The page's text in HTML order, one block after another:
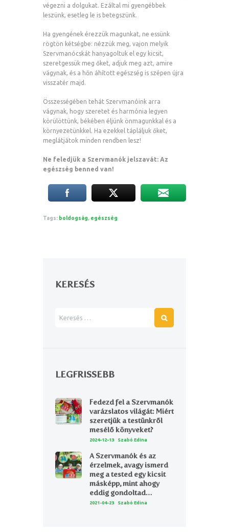
végezni a dolgukat. Ezáltal mi gyengébbek
leszünk, esetleg le is betegszünk.
Ha gyengének érezzük magunkat, ne essünk
rögtön kétségbe: nézzük meg, vajon melyik
Szervmanócskát hanyagoltuk el egy kicsit,
szeretgessük meg őket, adjuk meg azt, amire
vágynak, és a hőn áhított egészség is szépen újra
visszatér majd.
Összességében tehát Szervmanóink arra
vágynak, hogy szeretet és harmónia legyen
körülöttünk, békében éljünk önmagunkkal és a
környezetünkkel. Ha ezekkel tápláljuk őket,
meglátjátok minden rendben lesz!
Ne feledjük a Szervmanók jelszavát: Az
egészség benned van!
Tags: boldogság, egészség
KERESÉS
LEGFRISSEBB
Fedezd fel a Szervmanók
varázslatos világát: Miért
szeretjük a testünkről
mesélő könyveket?
2024-12-13 Szabó Edina
A Szervmanók és az
érzelmek, avagy ismerd
meg a tested egy kicsit
másképp, mint ahogy
eddig gondoltad…
2021-04-23 Szabó Edina